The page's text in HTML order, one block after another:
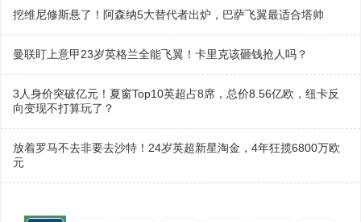
挖维尼修斯悬了！阿森纳5大替代者出炉，巴萨飞翼最适合塔帅
曼联盯上意甲23岁英格兰全能飞翼！卡里克该砸钱抢人吗？
3人身价突破亿元！夏窗Top10英超占8席，总价8.56亿欧，纽卡反
向变现不打算玩了？
放着罗马不去非要去沙特！24岁英超新星淘金，4年狂揽6800万欧
元